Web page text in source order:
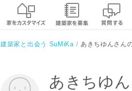
建築家と出会う SuMiKa あきちゆんさん
あきちゆん